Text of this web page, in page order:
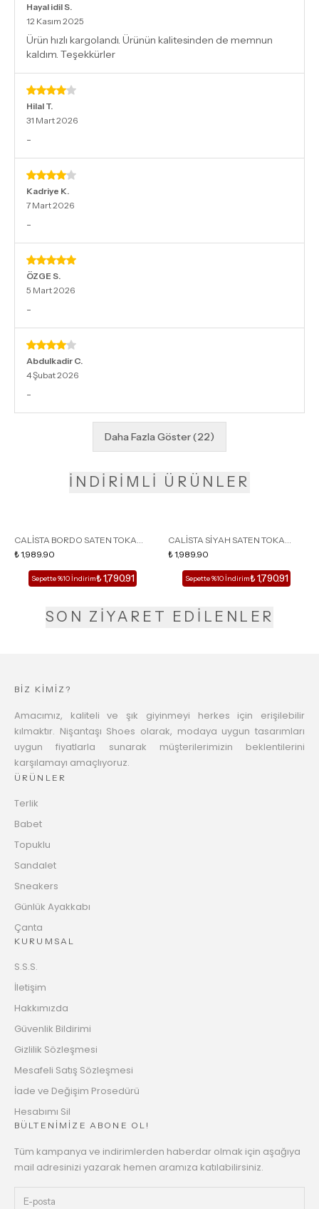
Hayal idilS.
12 Kasım 2025
Ürün hızlı kargolandı. Ürünün kalitesinden de memnun
kaldım. Teşekkürler
Hilal T.
31 Mart 2026
-
Kadriye K.
7 Mart 2026
-
ÖZGE S.
5 Mart 2026
-
Abdulkadir C.
4 Şubat 2026
-
Daha Fazla Göster(22)
İNDİRİMLİ ÜRÜNLER
CALİSTA BORDO SATEN TOKA
DETAY SİVRİ BURUN KADIN
TOPUKLU TERLİK
₺ 1,989.90
Sepette %10 İndirim₺ 1,790.91
CALİSTA SİYAH SATEN TOKA
DETAY SİVRİ BURUN KADIN
TOPUKLU TERLİK
₺ 1,989.90
Sepette %10 İndirim₺ 1,790.91
SON ZİYARET EDİLENLER
BİZ KİMİZ?
Amacımız, kaliteli ve şık giyinmeyi herkes için erişilebilir
kılmaktır. Nişantaşı Shoes olarak, modaya uygun tasarımları
uygun fiyatlarla sunarak müşterilerimizin beklentilerini
karşılamayı amaçlıyoruz.
ÜRÜNLER
Terlik
Babet
Topuklu
Sandalet
Sneakers
Günlük Ayakkabı
Çanta
KURUMSAL
S.S.S.
İletişim
Hakkımızda
Güvenlik Bildirimi
Gizlilik Sözleşmesi
Mesafeli Satış Sözleşmesi
İade ve Değişim Prosedürü
Hesabımı Sil
BÜLTENİMİZE ABONE OL!
Tüm kampanya ve indirimlerden haberdar olmak için aşağıya
mail adresinizi yazarak hemen aramıza katılabilirsiniz.